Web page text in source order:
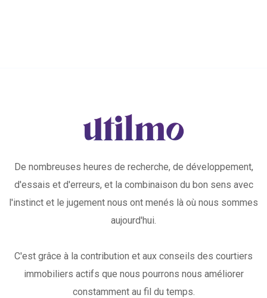
De nombreuses heures de recherche, de développement,
d'essais et d'erreurs, et la combinaison du bon sens avec
l'instinct et le jugement nous ont menés là où nous sommes
aujourd'hui.
C'est grâce à la contribution et aux conseils des courtiers
immobiliers actifs que nous pourrons nous améliorer
constamment au fil du temps.